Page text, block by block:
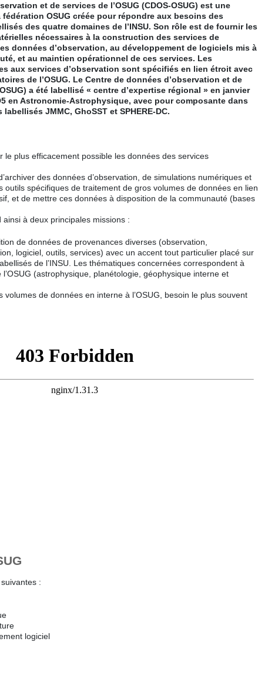
et de services de l’OSUG (CDOS-OSUG) est une
OSUG créée pour répondre aux besoins des
des quatre domaines de l’INSU. Son rôle est de fournir les
nécessaires à la construction des services de
données d’observation, au développement de logiciels mis à
et au maintien opérationnel de ces services. Les
aux services d’observation sont spécifiés en lien étroit avec
de l’OSUG. Le Centre de données d’observation et de
a été labellisé « centre d’expertise régional » en janvier
en Astronomie-Astrophysique, avec pour composante dans
JMMC, GhoSST et SPHERE-DC.
le plus efficacement possible les données des services
des données d’observation, de simulations numériques et
outils spécifiques de traitement de gros volumes de données en lien
et de mettre ces données à disposition de la communauté (bases
à deux principales missions :
de données de provenances diverses (observation,
logiciel, outils, services) avec un accent tout particulier placé sur
de l’INSU. Les thématiques concernées correspondent à
l’OSUG (astrophysique, planétologie, géophysique interne et
volumes de données en interne à l’OSUG, besoin le plus souvent
:
logiciel